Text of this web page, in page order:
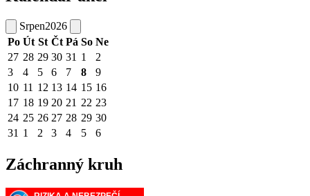
Srpen2026
Po Út St Čt Pá So Ne
27 28 29 30 31 1
2
3
4 5 6 7 8
9
10 11 12 13 14 15 16
17 18 19 20 21 22 23
24 25 26 27 28 29 30
31 1 2 3 4 5 6
Záchranný kruh